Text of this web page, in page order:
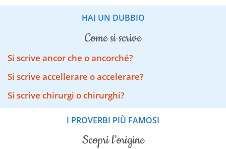
HAI UN DUBBIO
come si scrive
Si scrive ancor che o ancorché?
Si scrive accellerare o accelerare?
Si scrive chirurgi o chirurghi?
I PROVERBI PIÙ FAMOSI
scopri l’origine